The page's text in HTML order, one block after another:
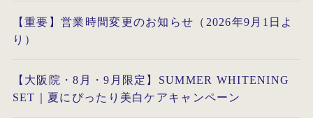
【重要】営業時間変更のお知らせ（2026年9月1日よ
り）
【大阪院・8月・9月限定】SUMMER WHITENING
SET｜夏にぴったり美白ケアキャンペーン